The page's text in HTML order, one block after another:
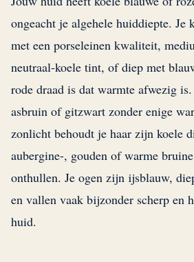
ongeacht je algehele huiddiepte.
met een porseleinen kwaliteit,
neutraal-koele tint, of diep met
rode draad is dat warmte afwezig
asbruin of gitzwart zonder enige
zonlicht behoudt je haar zijn koele
aubergine-, gouden of warme
onthullen. Je ogen zijn ijsblauw,
en vallen vaak bijzonder scherp en
huid.